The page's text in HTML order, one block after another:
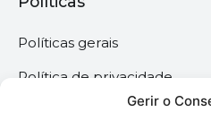
Gerir o
Políticas gerais
Política de privacidade
Termos & Condições